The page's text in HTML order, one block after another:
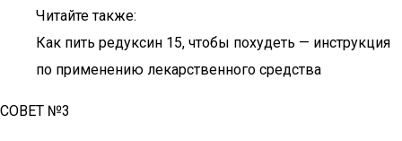
Читайте также:
Как пить редуксин 15, чтобы похудеть — инструкция
по применению лекарственного средства
СОВЕТ №3